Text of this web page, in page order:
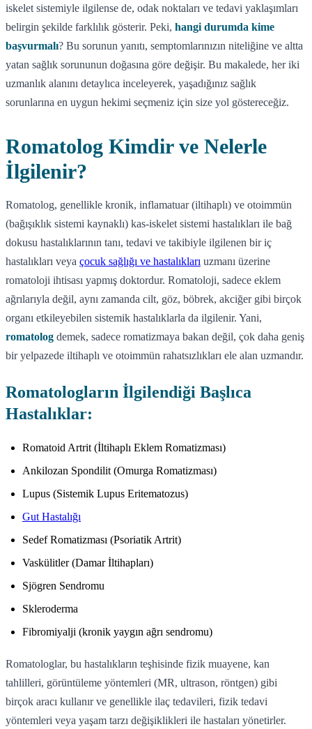
iskelet sistemiyle ilgilense de, odak noktaları ve tedavi yaklaşımları
belirgin şekilde farklılık gösterir. Peki, hangi durumda kime
başvurmalı? Bu sorunun yanıtı, semptomlarınızın niteliğine ve altta
yatan sağlık sorununun doğasına göre değişir. Bu makalede, her iki
uzmanlık alanını detaylıca inceleyerek, yaşadığınız sağlık
sorunlarına en uygun hekimi seçmeniz için size yol göstereceğiz.
Romatolog Kimdir ve Nelerle
İlgilenir?
Romatolog, genellikle kronik, inflamatuar (iltihaplı) ve otoimmün
(bağışıklık sistemi kaynaklı) kas-iskelet sistemi hastalıkları ile bağ
dokusu hastalıklarının tanı, tedavi ve takibiyle ilgilenen bir iç
hastalıkları veya çocuk sağlığı ve hastalıkları uzmanı üzerine
romatoloji ihtisası yapmış doktordur. Romatoloji, sadece eklem
ağrılarıyla değil, aynı zamanda cilt, göz, böbrek, akciğer gibi birçok
organı etkileyebilen sistemik hastalıklarla da ilgilenir. Yani,
romatolog demek, sadece romatizmaya bakan değil, çok daha geniş
bir yelpazede iltihaplı ve otoimmün rahatsızlıkları ele alan uzmandır.
Romatologların İlgilendiği Başlıca
Hastalıklar:
Romatoid Artrit (İltihaplı Eklem Romatizması)
Ankilozan Spondilit (Omurga Romatizması)
Lupus (Sistemik Lupus Eritematozus)
Gut Hastalığı
Sedef Romatizması (Psoriatik Artrit)
Vaskülitler (Damar İltihapları)
Sjögren Sendromu
Skleroderma
Fibromiyalji (kronik yaygın ağrı sendromu)
Romatologlar, bu hastalıkların teşhisinde fizik muayene, kan
tahlilleri, görüntüleme yöntemleri (MR, ultrason, röntgen) gibi
birçok aracı kullanır ve genellikle ilaç tedavileri, fizik tedavi
yöntemleri veya yaşam tarzı değişiklikleri ile hastaları yönetirler.